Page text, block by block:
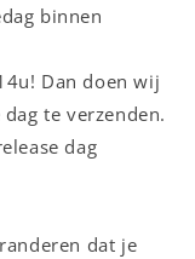
binnen
Dan doen wij
te verzenden.
dag
dat je